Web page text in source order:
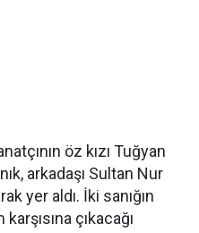
öz kızı Tuğyan
arkadaşı Sultan Nur
yer aldı. İki sanığın
çıkacağı